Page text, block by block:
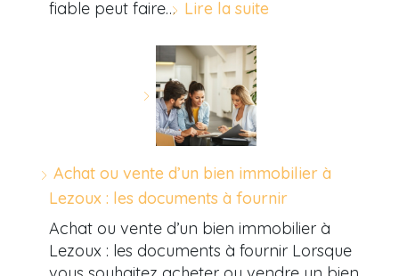
fiable peut faire… Lire la suite
Achat ou vente d’un bien immobilier à
Lezoux : les documents à fournir
Achat ou vente d’un bien immobilier à
Lezoux : les documents à fournir Lorsque